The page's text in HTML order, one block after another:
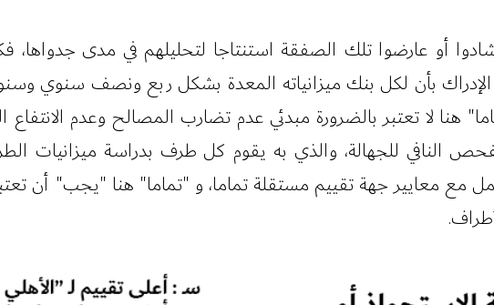
أو عارضوا تلك الصفقة استنتاجا لتحليلهم في مدى
الإدراك بأن لكل بنك ميزانياته المعدة بشكل ربع ونصف سنوي
هنا لا تعتبر بالضرورة مبدئي عدم تضارب المصالح وعدم
النافي للجهالة، والذي به يقوم كل طرف بدراسة ميزانيات
مع معايير جهة تقييم مستقلة تماما، و "تماما" هنا "يجب" أن